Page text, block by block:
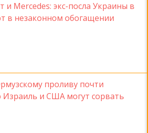
и Mercedes: экс-посла Украины в
в незаконном обогащении
проливу почти
Израиль и США могут сорвать